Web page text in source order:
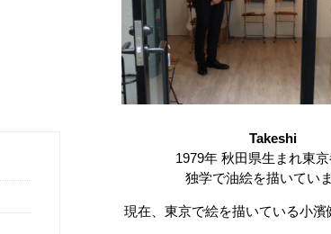
Takeshi
1979年 秋田県生まれ東
独学で油絵を描いていま
現在、東京で絵を描いている小濱